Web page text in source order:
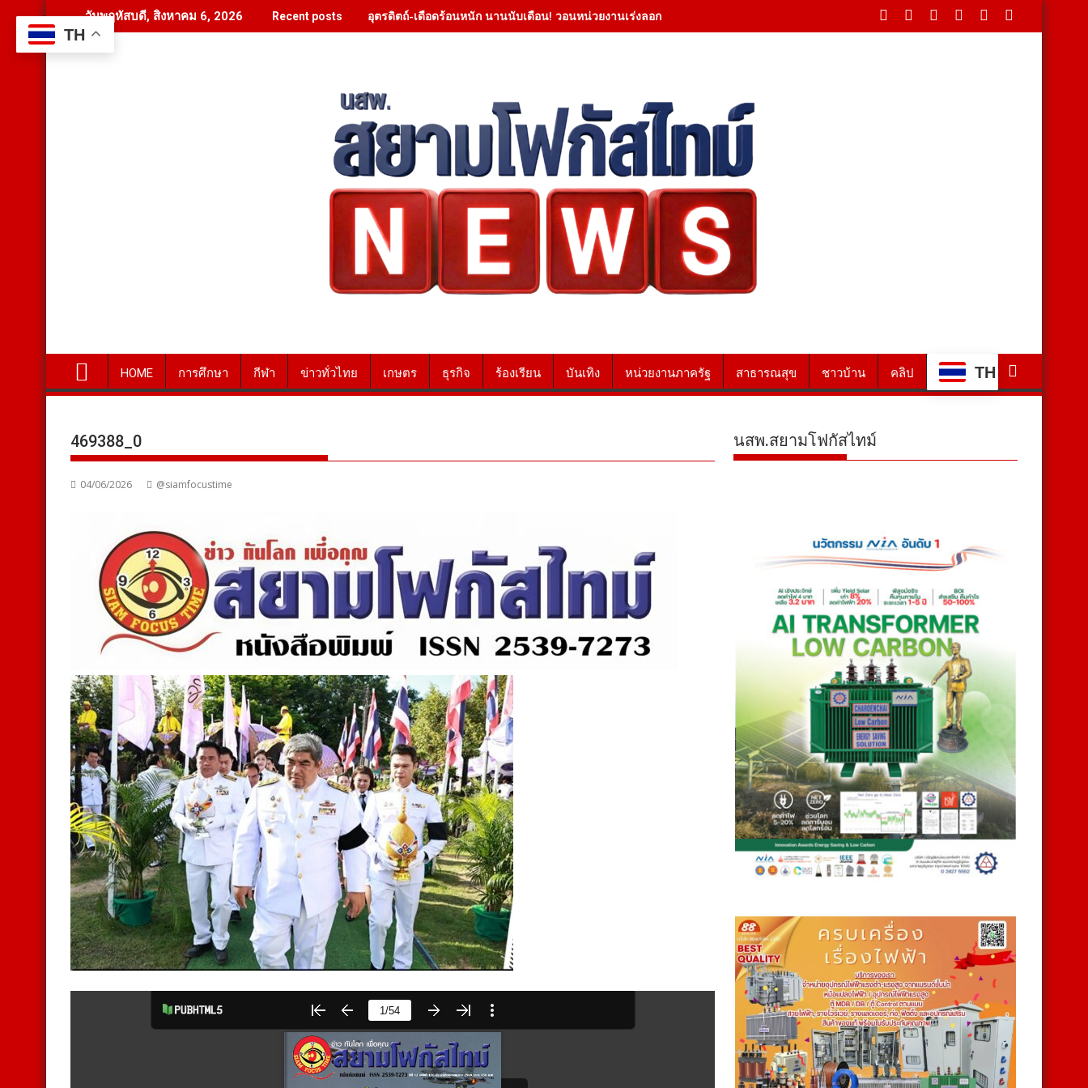
to
content
วันพฤหัสบดี, สิงหาคม 6, 2026 Recent posts อุตรดิตถ์-เดือดร้อนหนัก นานนับเดือน! วอนหน่วยงานเร่งลอกคลองด่วน หลังน้ำหลากท่วมนาข้าวเสียหายต่อเนื่อง
HOME การศึกษา กีฬา ข่าวทั่วไทย เกษตร ธุรกิจ ร้องเรียน บันเทิง หน่วยงานภาครัฐ สาธารณสุข ชาวบ้าน คลิป TH
469388_0
04/06/2026 @siamfocustime
นสพ.สยามโฟกัสไทม์
TH